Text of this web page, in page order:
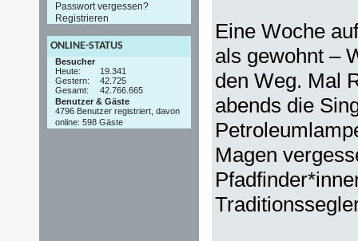
Passwort vergessen?
Registrieren
ONLINE-STATUS
Besucher
Heute:
19.341
Gestern:
42.725
Gesamt:
42.766.665
Benutzer & Gäste
4796 Benutzer registriert, davon
online: 598 Gäste
Eine Woche
als gewohnt –
den Weg. Mal
abends die
Magen